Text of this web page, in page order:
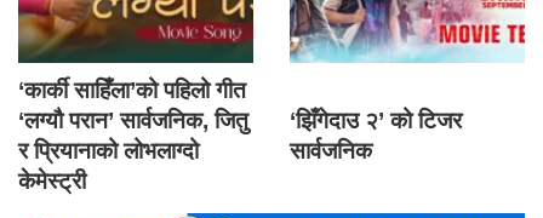
‘कार्की साहिँला’को पहिलो गीत
‘लग्यौ परान’ सार्वजनिक, जितु
र प्रियानाको लोभलाग्दो
केमेस्ट्री
‘झिँगेदाउ २’ को टिजर
सार्वजनिक